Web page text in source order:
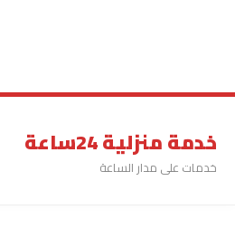
خدمة منزلية 24ساعة
خدمات على مدار الساعة